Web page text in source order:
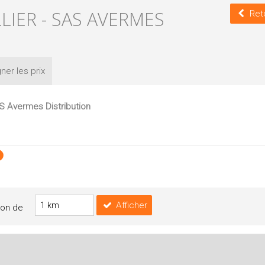
- SAS AVERMES
les prix
Avermes Distribution
de Afficher